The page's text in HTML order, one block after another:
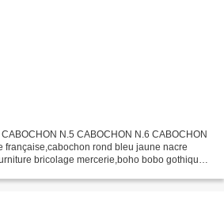
N.5 CABOCHON N.6 CABOCHON
française,cabochon rond bleu jaune nacre
bricolage mercerie,boho bobo gothique